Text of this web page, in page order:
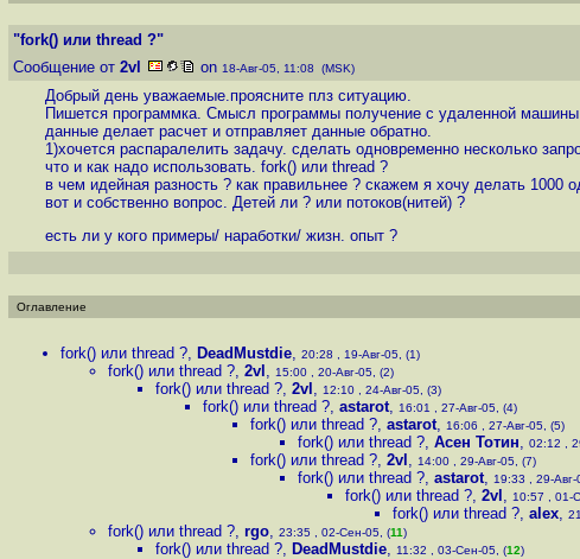
"fork() или thread ?"
Сообщение от 2vl on 18-Авг-05, 11:08 (MSK)
Добрый день уважаемые.проясните плз ситуацию.
Пишется программка. Смысл программы получение с удаленной машины
данные делает расчет и отправляет данные обратно.
1)хочется распаралелить задачу. сделать одновременно несколько
что и как надо использовать. fork() или thread ?
в чем идейная разность ? как правильнее ? скажем я хочу делать 1000
вот и собственно вопрос. Детей ли ? или потоков(нитей) ?
есть ли у кого примеры/ наработки/ жизн. опыт ?
Оглавление
fork() или thread ?, DeadMustdie, 20:28 , 19-Авг-05, (1)
fork() или thread ?, 2vl , 15:00 , 20-Авг-05, (2)
fork() или thread ?, 2vl , 12:10 , 24-Авг-05, (3)
fork() или thread ?, astarot, 16:01 , 27-Авг-05, (4)
fork() или thread ?, astarot, 16:06 , 27-Авг-05, (5)
fork() или thread ?, Асен Тотин, 02:12 ,
fork() или thread ?, 2vl , 14:00 , 29-Авг-05, (7)
fork() или thread ?, astarot, 19:33 , 29-Авг-
fork() или thread ?, 2vl , 10:57 , 01-
fork() или thread ?, alex,
fork() или thread ?, rgo, 23:35 , 02-Сен-05, (11)
fork() или thread ?, DeadMustdie, 11:32 , 03-Сен-05, (12)